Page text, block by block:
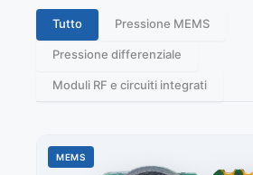
Tutto Pressione MEMS
Pressione differenziale
Moduli RF e circuiti integrati
MEMS